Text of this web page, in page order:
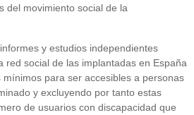
del movimiento social de la
y estudios independientes
red social de las implantadas en España
para ser accesibles a personas
y excluyendo por tanto estas
de usuarios con discapacidad que